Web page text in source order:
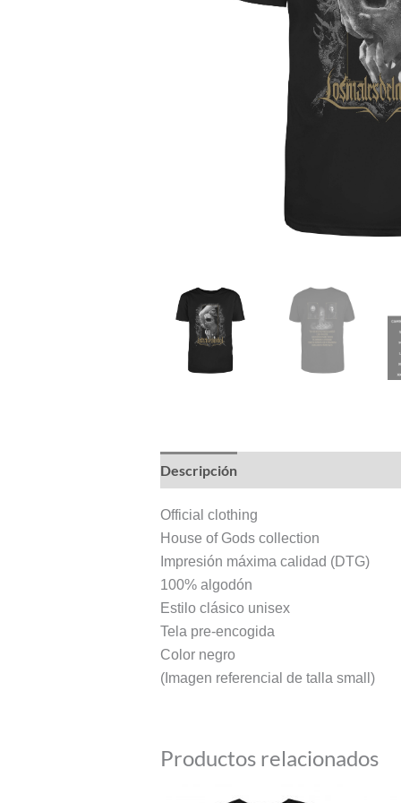
Descripción
Official clothing
House of Gods collection
Impresión máxima calidad (DTG)
100% algodón
Estilo clásico unisex
Tela pre-encogida
Color negro
(Imagen referencial de talla small)
Productos relacionados